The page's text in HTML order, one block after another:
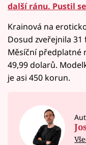
další ránu. Pustil
Krainová na
Dosud zveřejnila
Měsíční předplatné
49,99 dolarů.
je asi 450 korun.